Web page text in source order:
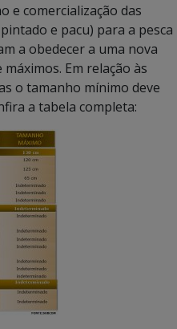
e comercialização das
e pacu) para a pesca
a obedecer a uma nova
Em relação às
o tamanho mínimo deve
a tabela completa: